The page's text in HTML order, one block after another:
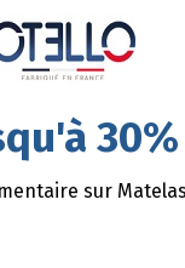
30%
sur